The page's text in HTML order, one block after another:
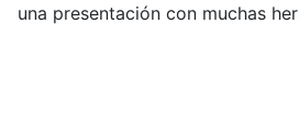
una presentación con muchas